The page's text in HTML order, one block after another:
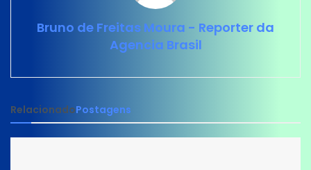
Bruno de Freitas Moura - Reporter da
Agencia Brasil
RelacionadoPostagens